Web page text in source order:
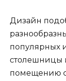
Дизайн
популярных
столешницы
помещению